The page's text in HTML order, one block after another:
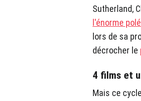
Sutherland,
l'énorme
lors de sa
décrocher le
4 films et
Mais ce